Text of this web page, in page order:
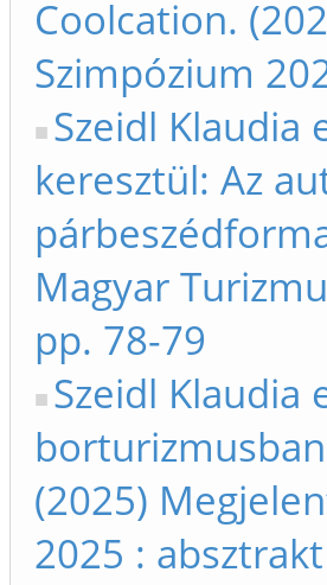
Coolcation.
Szimpózium
Szeidl
keresztül: Az
Magyar
pp. 78-79
Szeidl Klaudia
(2025)
2025 :